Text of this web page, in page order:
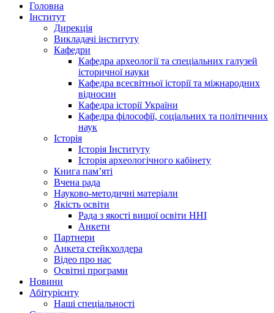
Головна
Інститут
Дирекція
Викладачі інституту
Кафедри
Кафедра археології та спеціальних галузей
історичної науки
Кафедра всесвітньої історії та міжнародних
відносин
Кафедра історії України
Кафедра філософії, соціальних та політичних
наук
Історія
Історія Інституту
Історія археологічного кабінету
Книга памʼяті
Вчена рада
Науково-методичні матеріали
Якість освіти
Рада з якості вищої освіти ННІ
Анкети
Партнери
Анкета стейкхолдера
Відео про нас
Освітні програми
Hовини
Абітурієнту
Наші спеціальності